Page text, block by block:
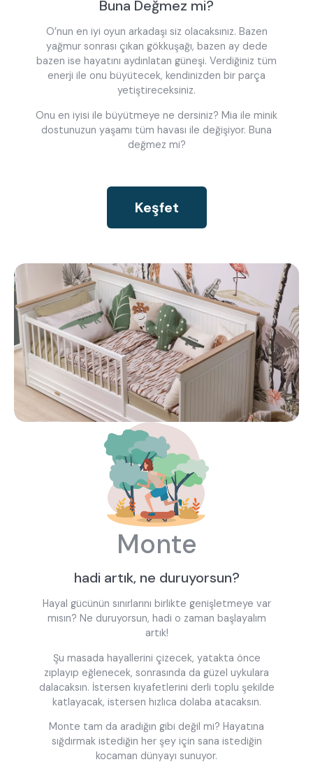
Buna Değmez mi?
O’nun en iyi oyun arkadaşı siz olacaksınız. Bazen
yağmur sonrası çıkan gökkuşağı, bazen ay dede
bazen ise hayatını aydınlatan güneşi. Verdiğiniz tüm
enerji ile onu büyütecek, kendinizden bir parça
yetiştireceksiniz.
Onu en iyisi ile büyütmeye ne dersiniz? Mia ile minik
dostunuzun yaşamı tüm havası ile değişiyor. Buna
değmez mi?
Keşfet
Monte
hadi artık, ne duruyorsun?
Hayal gücünün sınırlarını birlikte genişletmeye var
mısın? Ne duruyorsun, hadi o zaman başlayalım
artık!
Şu masada hayallerini çizecek, yatakta önce
zıplayıp eğlenecek, sonrasında da güzel uykulara
dalacaksın. İstersen kıyafetlerini derli toplu şekilde
katlayacak, istersen hızlıca dolaba atacaksın.
Monte tam da aradığın gibi değil mi? Hayatına
sığdırmak istediğin her şey için sana istediğin
kocaman dünyayı sunuyor.